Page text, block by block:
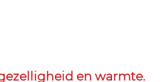
en warmte.